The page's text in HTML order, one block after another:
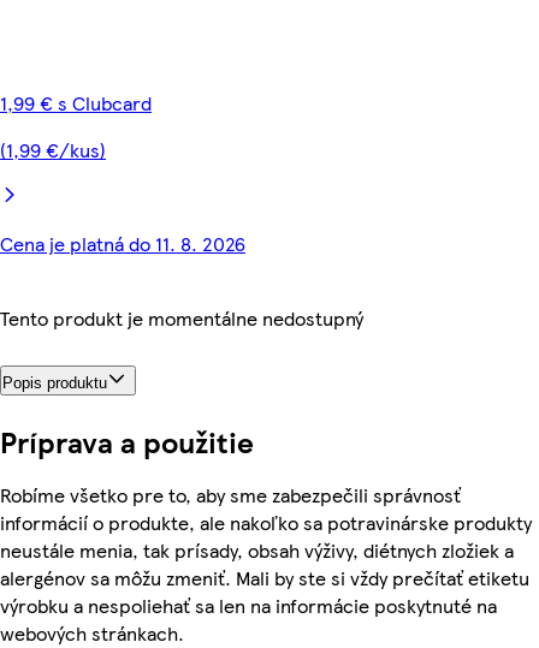
1,99 € s Clubcard
(1,99 €/kus)
Cena je platná do 11. 8. 2026
Tento produkt je momentálne nedostupný
Popis produktu
Príprava a použitie
Robíme všetko pre to, aby sme zabezpečili správnosť
informácií o produkte, ale nakoľko sa potravinárske produkty
neustále menia, tak prísady, obsah výživy, diétnych zložiek a
alergénov sa môžu zmeniť. Mali by ste si vždy prečítať etiketu
výrobku a nespoliehať sa len na informácie poskytnuté na
webových stránkach.